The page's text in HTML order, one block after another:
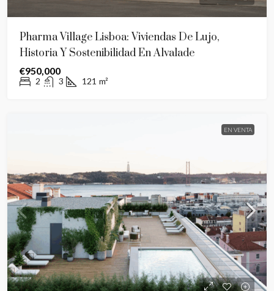
Pharma Village Lisboa: Viviendas De Lujo,
Historia Y Sostenibilidad En Alvalade
€950,000
2 3 121 m²
EN VENTA